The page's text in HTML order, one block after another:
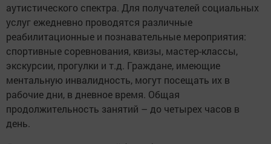
аутистического спектра. Для получателей социальных
услуг ежедневно проводятся различные
реабилитационные и познавательные мероприятия:
спортивные соревнования, квизы, мастер-классы,
экскурсии, прогулки и т.д. Граждане, имеющие
ментальную инвалидность, могут посещать их в
рабочие дни, в дневное время. Общая
продолжительность занятий – до четырех часов в
день.